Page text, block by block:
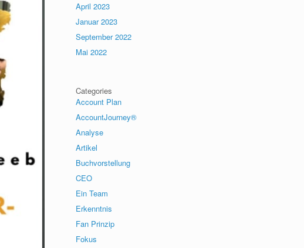
April 2023
Januar 2023
September 2022
Mai 2022
Categories
Account Plan
AccountJourney®
Analyse
Artikel
Buchvorstellung
CEO
Ein Team
Erkenntnis
Fan Prinzip
Fokus